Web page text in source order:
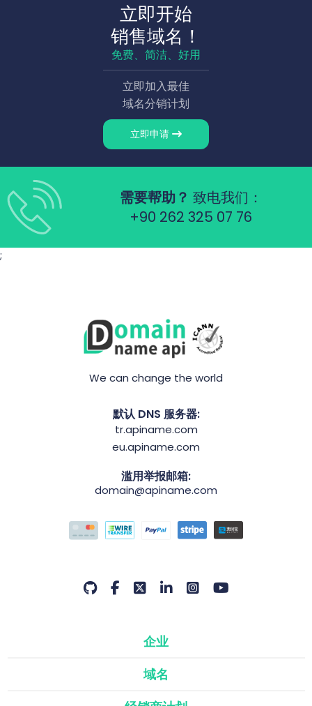
立即开始
销售域名！
免费、简洁、好用
立即加入最佳
域名分销计划
立即申请
需要帮助？ 致电我们：
+90 262 325 07 76
;
We can change the world
默认 DNS 服务器:
tr.apiname.com
eu.apiname.com
滥用举报邮箱:
domain@apiname.com
企业
域名